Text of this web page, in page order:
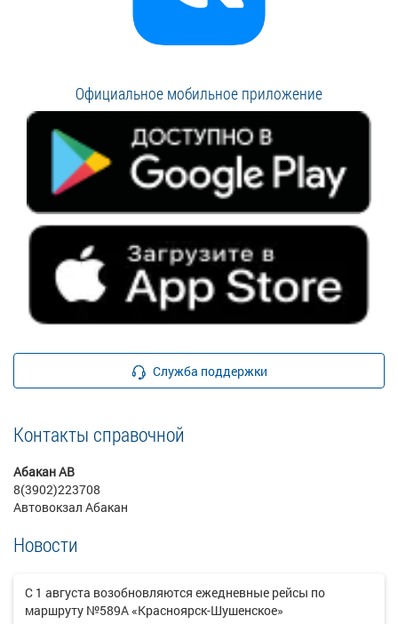
Официальное мобильное приложение
Служба поддержки
Контакты справочной
Абакан АВ
8(3902)223708
Автовокзал Абакан
Новости
С 1 августа возобновляются ежедневные рейсы по
маршруту №589А «Красноярск-Шушенское»